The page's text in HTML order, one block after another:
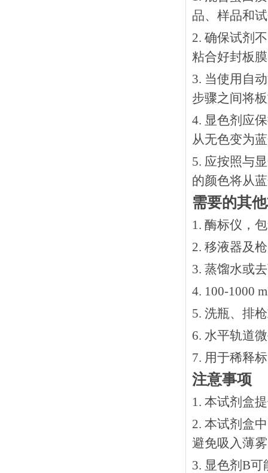
品、样品和
2. 确保试剂
粘合好封板
3. 当使用自
步骤之间将
4. 显色剂应
从无色变为
5. 应按照与
的颜色将从
需要的其
1. 酶标仪，
2. 移液器及
3. 蒸馏水或
4. 100-1000
5. 洗瓶、排
6. 水平轨道
7. 用于稀释
注意事项
1. 本试剂盒
2. 本试剂盒
避免吸入薄
3. 显色剂B